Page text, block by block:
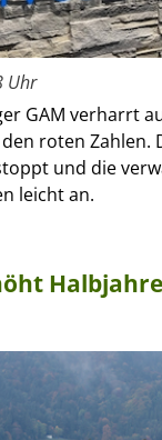
Uhr
GAM verharrt
roten Zahlen.
und die
leicht an.